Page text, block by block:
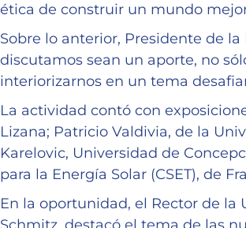
ética de construir un mundo
Sobre lo anterior, Presidente de
discutamos sean un aporte, no
interiorizarnos en un tema
La actividad contó con
Lizana; Patricio Valdivia, de la
Karelovic, Universidad de
para la Energía Solar (CSET), de
En la oportunidad, el Rector de la